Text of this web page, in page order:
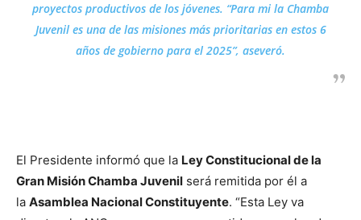
proyectos productivos de los jóvenes. “Para mi la Chamba
Juvenil es una de las misiones más prioritarias en estos 6
años de gobierno para el 2025”, aseveró.
El Presidente informó que la Ley Constitucional de la
Gran Misión Chamba Juvenil será remitida por él a
la Asamblea Nacional Constituyente. “Esta Ley va